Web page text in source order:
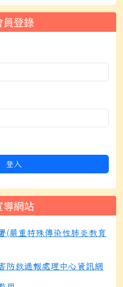
員登錄
登入
導網站
(嚴重特殊傳染性肺炎教育
防救通報處理中心資訊網